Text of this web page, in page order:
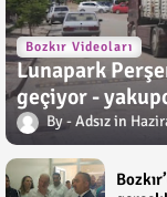
Bozkır Videoları
Lunapark
geçiyor -
Adsız